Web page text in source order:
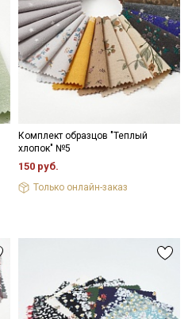
Комплект образцов "Теплый
хлопок" №5
150 руб.
Только онлайн-заказ